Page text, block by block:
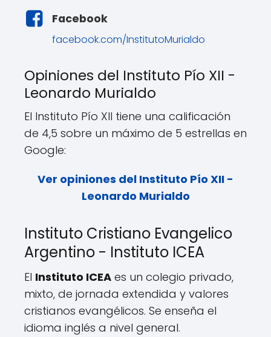
Facebook
facebook.com/InstitutoMurialdo
Opiniones del Instituto Pío XII -
Leonardo Murialdo
El Instituto Pío XII tiene una calificación
de 4,5 sobre un máximo de 5 estrellas en
Google:
Ver opiniones del Instituto Pío XII -
Leonardo Murialdo
Instituto Cristiano Evangelico
Argentino - Instituto ICEA
El Instituto ICEA es un colegio privado,
mixto, de jornada extendida y valores
cristianos evangélicos. Se enseña el
idioma inglés a nivel general.